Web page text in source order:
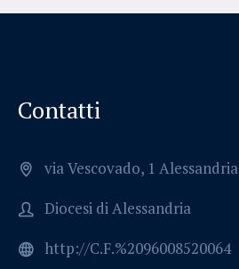
Contatti
via Vescovado, 1 Alessandria
Diocesi di Alessandria
http://C.F.%2096008520064